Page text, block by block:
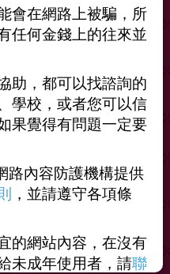
還是異性男 或雙 都無所
會在網路上被騙，所
任何金錢上的往來並
助，都可以找諮詢的
學校，或者您可以信
果覺得有問題一定要
路內容防護機構提供
，並請遵守各項條
的網站內容，在沒有
未成年使用者，請聯